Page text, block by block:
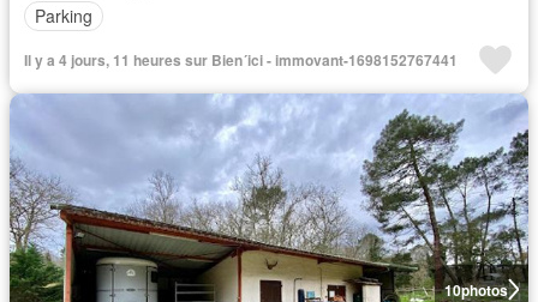
Parking
Il y a 4 jours, 11 heures sur Bien´ici - immovant-1698152767441
10photos